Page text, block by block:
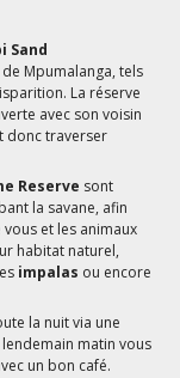
Sand
Mpumalanga, tels
La réserve
avec son voisin
donc traverser
Reserve sont
la savane, afin
et les animaux
habitat naturel,
impalas ou encore
la nuit via une
matin vous
un bon café.